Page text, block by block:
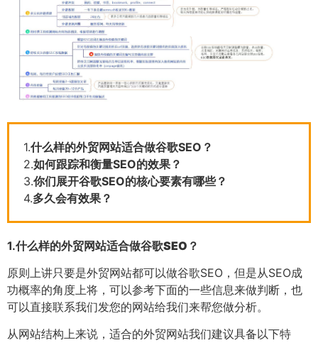
1.什么样的外贸网站适合做谷歌SEO？
2.如何跟踪和衡量SEO的效果？
3.你们展开谷歌SEO的核心要素有哪些？
4.多久会有效果？
1.什么样的外贸网站适合做谷歌SEO？
原则上讲只要是外贸网站都可以做谷歌SEO，但是从SEO成
功概率的角度上将，可以参考下面的一些信息来做判断，也
可以直接联系我们发您的网站给我们来帮您做分析。
从网站结构上来说，适合的外贸网站我们建议具备以下特